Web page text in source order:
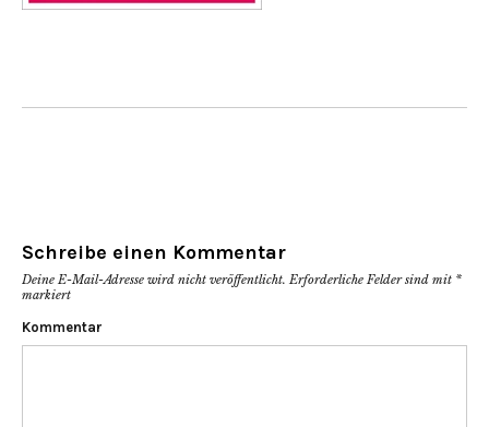
Schreibe einen Kommentar
Deine E-Mail-Adresse wird nicht veröffentlicht. Erforderliche Felder sind mit *
markiert
Kommentar